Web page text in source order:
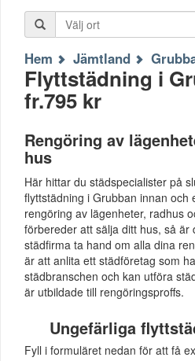
Hem Jämtland
Flyttstädning i
fr.795 kr
Rengöring av
hus
Här hittar du städspecialister på
flyttstädning i Grubban innan och
rengöring av lägenheter, radhus
förbereder att sälja ditt hus, så är
städfirma ta hand om alla dina
är att anlita ett städföretag som
städbranschen och kan utföra
är utbildade till rengöringsproffs.
Ungefärliga
Fyll i formuläret nedan för att få